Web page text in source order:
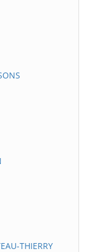
THIERRY